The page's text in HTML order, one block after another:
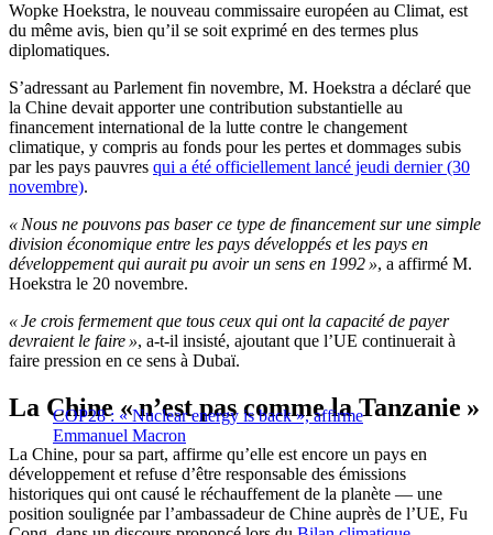
Wopke Hoekstra, le nouveau commissaire européen au Climat, est
du même avis, bien qu’il se soit exprimé en des termes plus
diplomatiques.
S’adressant au Parlement fin novembre, M. Hoekstra a déclaré que
la Chine devait apporter une contribution substantielle au
financement international de la lutte contre le changement
climatique, y compris au fonds pour les pertes et dommages subis
par les pays pauvres qui a été officiellement lancé jeudi dernier (30
novembre).
« Nous ne pouvons pas baser ce type de financement sur une simple
division économique entre les pays développés et les pays en
développement qui aurait pu avoir un sens en 1992 », a affirmé M.
Hoekstra le 20 novembre.
« Je crois fermement que tous ceux qui ont la capacité de payer
devraient le faire », a-t-il insisté, ajoutant que l’UE continuerait à
faire pression en ce sens à Dubaï.
COP28 : « Nuclear energy is back », affirme
Emmanuel Macron
La Chine « n’est pas comme la Tanzanie »
La Chine, pour sa part, affirme qu’elle est encore un pays en
développement et refuse d’être responsable des émissions
historiques qui ont causé le réchauffement de la planète — une
position soulignée par l’ambassadeur de Chine auprès de l’UE, Fu